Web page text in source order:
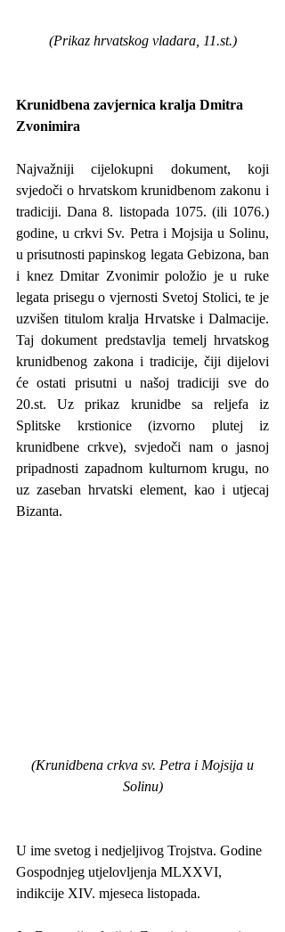
(Prikaz hrvatskog vladara, 11.st.)
Krunidbena zavjernica kralja Dmitra
Zvonimira
Najvažniji cijelokupni dokument, koji
svjedoči o hrvatskom krunidbenom zakonu i
tradiciji. Dana 8. listopada 1075. (ili 1076.)
godine, u crkvi Sv. Petra i Mojsija u Solinu,
u prisutnosti papinskog legata Gebizona, ban
i knez Dmitar Zvonimir položio je u ruke
legata prisegu o vjernosti Svetoj Stolici, te je
uzvišen titulom kralja Hrvatske i Dalmacije.
Taj dokument predstavlja temelj hrvatskog
krunidbenog zakona i tradicije, čiji dijelovi
će ostati prisutni u našoj tradiciji sve do
20.st. Uz prikaz krunidbe sa reljefa iz
Splitske krstionice (izvorno plutej iz
krunidbene crkve), svjedoči nam o jasnoj
pripadnosti zapadnom kulturnom krugu, no
uz zaseban hrvatski element, kao i utjecaj
Bizanta.
Solinu)
U ime svetog i nedjeljivog Trojstva. Godine
Gospodnjeg utjelovljenja MLXXVI,
indikcije XIV. mjeseca listopada.